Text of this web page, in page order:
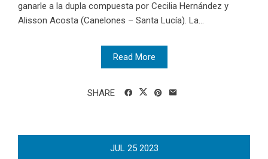
ganarle a la dupla compuesta por Cecilia Hernández y
Alisson Acosta (Canelones – Santa Lucía). La...
Read More
SHARE
JUL 25 2023